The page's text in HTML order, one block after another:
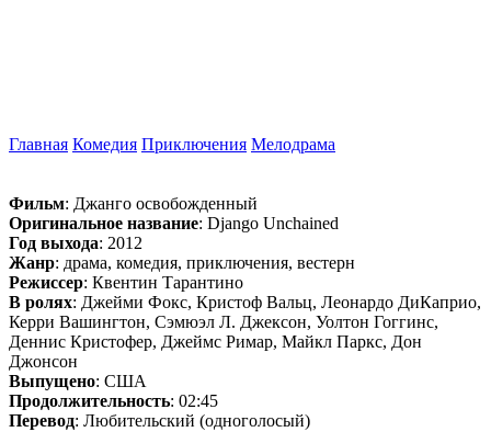
Главная Комедия Приключения Мелодрама
Фильм: Джанго освобожденный
Оригинальное название: Django Unchained
Год выхода: 2012
Жанр: драма, комедия, приключения, вестерн
Режиссер: Квентин Тарантино
В ролях: Джейми Фокс, Кристоф Вальц, Леонардо ДиКаприо,
Керри Вашингтон, Сэмюэл Л. Джексон, Уолтон Гоггинс,
Деннис Кристофер, Джеймс Римар, Майкл Паркс, Дон
Джонсон
Выпущено: США
Продолжительность: 02:45
Перевод: Любительский (одноголосый)